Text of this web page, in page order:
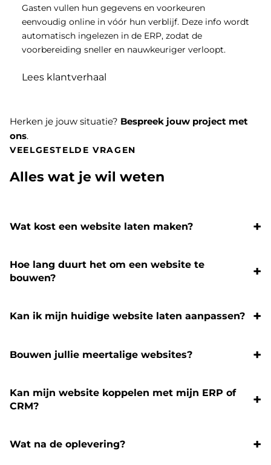
Gasten vullen hun gegevens en voorkeuren
eenvoudig online in vóór hun verblijf. Deze info wordt
automatisch ingelezen in de ERP, zodat de
voorbereiding sneller en nauwkeuriger verloopt.
Lees klantverhaal
Herken je jouw situatie? Bespreek jouw project met
ons.
VEELGESTELDE VRAGEN
Alles wat je wil weten
Wat kost een website laten maken?
Hoe lang duurt het om een website te
bouwen?
Kan ik mijn huidige website laten aanpassen?
Bouwen jullie meertalige websites?
Kan mijn website koppelen met mijn ERP of
CRM?
Wat na de oplevering?